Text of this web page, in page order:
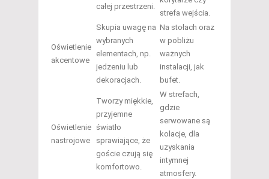
całej przestrzeni.
strefa wejścia.
Oświetlenie
akcentowe
Skupia uwagę na
wybranych
elementach, np.
jedzeniu lub
dekoracjach.
Na stołach oraz
w pobliżu
ważnych
instalacji, jak
bufet.
Oświetlenie
nastrojowe
Tworzy miękkie,
przyjemne
światło
sprawiające, że
goście czują się
komfortowo.
W strefach,
gdzie
serwowane są
kolacje, dla
uzyskania
intymnej
atmosfery.